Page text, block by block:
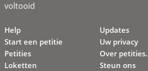
voltooid
Help
Start een petitie
Petities
Loketten
Updates
Uw privacy
Over
Steun ons